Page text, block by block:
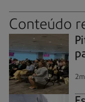
Conteúdo